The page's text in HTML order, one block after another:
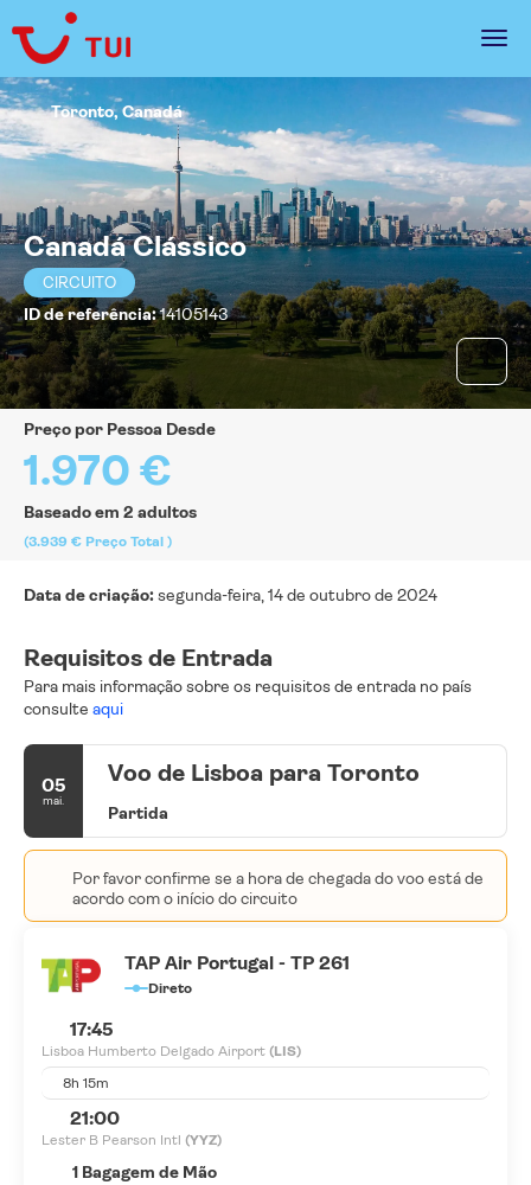
Canadá Clássico
CIRCUITO
ID de referência:14105143
Toronto, Canadá
Preço por Pessoa Desde
1.970 €
Baseado em 2 adultos
(3.939 € Preço Total )
Data de criação:segunda-feira, 14 de outubro de 2024
Requisitos de Entrada
Para mais informação sobre os requisitos de entrada no país
consulte aqui
05
mai.
Voo de Lisboa para Toronto
Partida
Por favor confirme se a hora de chegada do voo está de
acordo com o início do circuito
TAP Air Portugal - TP 261
Direto
17:45
Lisboa Humberto Delgado Airport (LIS)
8h 15m
21:00
Lester B Pearson Intl (YYZ)
1 Bagagem de Mão